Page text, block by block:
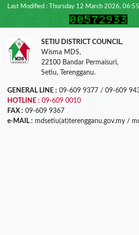
Last Modified : Thursday 12 March 2026,
SETIU DISTRICT COUNCIL,
Wisma MDS,
22100 Bandar Permaisuri,
Setiu, Terengganu.
GENERAL LINE : 09-609 9377 / 09-609
HOTLINE : 09-609 0010
FAX : 09-609 9367
e-MAIL : mdsetiu(at)terengganu.gov.my /